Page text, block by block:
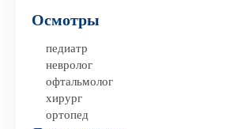
Осмотры
педиатр
невролог
офтальмолог
хирург
ортопед